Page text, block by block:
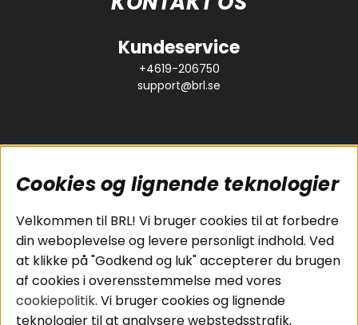
Kundeservice
+4619-206750
support@brl.se
Populære sider
Pakkeløsninger
Bilstereo
Højttalere
Forstærker
Smartphone
Kundeservice
Cookies
Handelsbetingelser
Personvernpolicy
Service / Garanti /
Retur
Cookies og lignende teknologier
Velkommen til BRL! Vi bruger cookies til at forbedre
din weboplevelse og levere personligt indhold. Ved
at klikke på "Godkend og luk" accepterer du brugen
af cookies i overensstemmelse med vores
cookiepolitik. Vi bruger cookies og lignende
teknologier til at analysere webstedsstrafik,